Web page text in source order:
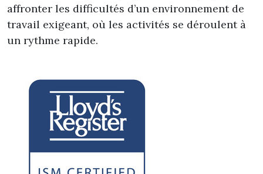
affronter les difficultés d’un environnement de
travail exigeant, où les activités se déroulent à
un rythme rapide.